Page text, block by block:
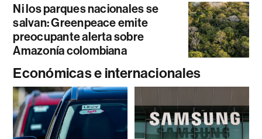
Ni los parques nacionales se
salvan: Greenpeace emite
preocupante alerta sobre
Amazonía colombiana
Económicas e internacionales